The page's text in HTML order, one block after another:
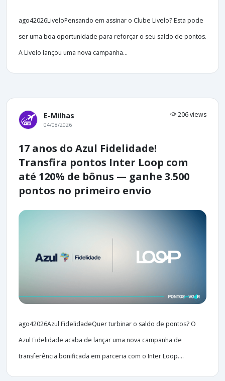
ago42026LiveloPensando em assinar o Clube Livelo? Esta pode
ser uma boa oportunidade para reforçar o seu saldo de pontos.
A Livelo lançou uma nova campanha...
E-Milhas 206 views
04/08/2026
17 anos do Azul Fidelidade!
Transfira pontos Inter Loop com
até 120% de bônus — ganhe 3.500
pontos no primeiro envio
ago42026Azul FidelidadeQuer turbinar o saldo de pontos? O
Azul Fidelidade acaba de lançar uma nova campanha de
transferência bonificada em parceria com o Inter Loop....